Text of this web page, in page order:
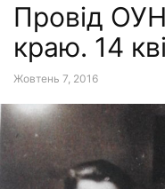
Провід
краю. 14
Жовтень 7, 2016